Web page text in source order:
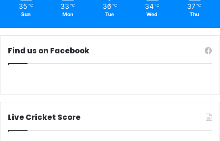
35 ℃
Sun
33 ℃
Mon
36 ℃
Tue
34 ℃
Wed
37 ℃
Thu
Find us on Facebook
Live Cricket Score